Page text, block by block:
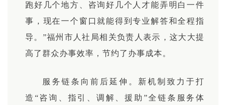
跑好几个地方、咨询好几个人才能弄明白一件
事，现在一个窗口就能得到专业解答和全程指
导。”福州市人社局相关负责人表示，这大大提
高了群众办事效率，节约了办事成本。
服务链条向前后延伸。新机制致力于打
造“咨询、指引、调解、援助”全链条服务体